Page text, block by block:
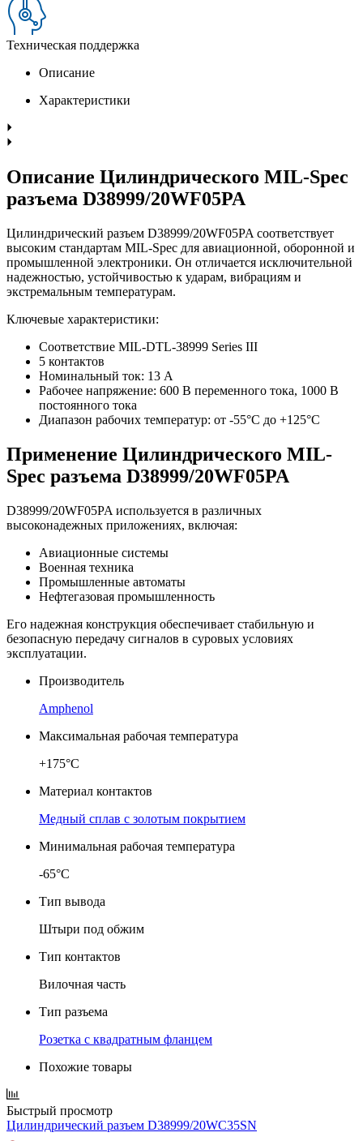
Техническая поддержка
Описание
Характеристики
Описание Цилиндрического MIL-Spec
разъема D38999/20WF05PA
Цилиндрический разъем D38999/20WF05PA соответствует
высоким стандартам MIL-Spec для авиационной, оборонной и
промышленной электроники. Он отличается исключительной
надежностью, устойчивостью к ударам, вибрациям и
экстремальным температурам.
Ключевые характеристики:
Соответствие MIL-DTL-38999 Series III
5 контактов
Номинальный ток: 13 А
Рабочее напряжение: 600 В переменного тока, 1000 В
постоянного тока
Диапазон рабочих температур: от -55°C до +125°C
Применение Цилиндрического MIL-
Spec разъема D38999/20WF05PA
D38999/20WF05PA используется в различных
высоконадежных приложениях, включая:
Авиационные системы
Военная техника
Промышленные автоматы
Нефтегазовая промышленность
Его надежная конструкция обеспечивает стабильную и
безопасную передачу сигналов в суровых условиях
эксплуатации.
Производитель
Amphenol
Максимальная рабочая температура
+175°C
Материал контактов
Медный сплав с золотым покрытием
Минимальная рабочая температура
-65°C
Тип вывода
Штыри под обжим
Тип контактов
Вилочная часть
Тип разъема
Розетка с квадратным фланцем
Похожие товары
Быстрый просмотр
Цилиндрический разъем D38999/20WC35SN